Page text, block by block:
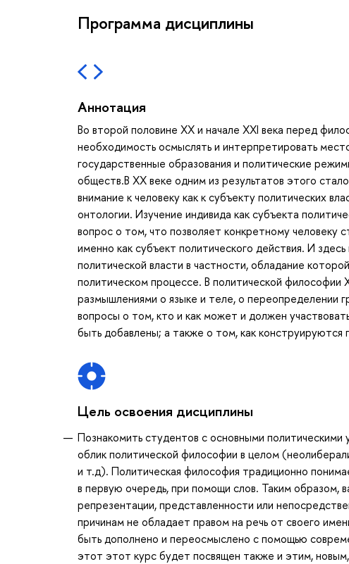
Программа дисциплины
Аннотация
Во второй половине ХХ и начале XXI века перед
необходимость осмыслять и интерпретировать
государственные образования и политические
обществ.В ХХ веке одним из результатов этого
внимание к человеку как к субъекту политических
онтологии. Изучение индивида как субъекта
вопрос о том, что позволяет конкретному человеку
именно как субъект политического действия. И
политической власти в частности, обладание
политическом процессе. В политической философии
размышлениями о языке и теле, о переопределении
вопросы о том, кто и как может и должен
быть добавлены; а также о том, как конструируются
Цель освоения дисциплины
Познакомить студентов с основными
облик политической философии в целом
и т.д). Политическая философия традиционно
в первую очередь, при помощи слов. Таким
репрезентации, представленности или
причинам не обладает правом на речь от своего
быть дополнено и переосмыслено с помощью
этот этот курс будет посвящен также и этим,